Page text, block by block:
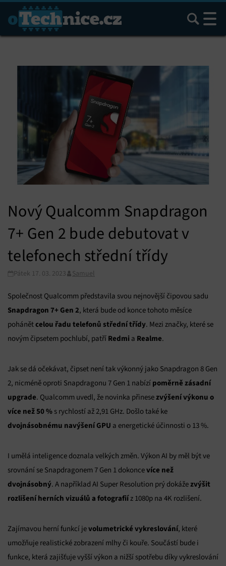
Hledat
Nový Qualcomm Snapdragon
7+ Gen 2 bude debutovat v
telefonech střední třídy
Pátek 17. 03. 2023 Samuel
Společnost Qualcomm představila svou nejnovější čipovou sadu
Snapdragon 7+ Gen 2, která bude od konce tohoto měsíce
pohánětcelou řadu telefonů střední třídy. Mezi značky, které se
novým čipsetem pochlubí, patří Redmi a Realme.
Jak se dá očekávat, čipset není tak výkonný jako Snapdragon 8 Gen
2, nicméně oproti Snapdragonu 7 Gen 1 nabízí poměrně zásadní
upgrade. Qualcomm uvedl, že novinka přinesezvýšení výkonu o
více než 50 % s rychlostí až 2,91 GHz. Došlo také ke
dvojnásobnému navýšení GPU a energetické účinnosti o 13 %.
I umělá inteligence doznala velkých změn. Výkon AI by měl být ve
srovnání se Snapdragonem 7 Gen 1 dokoncevíce než
dvojnásobný. A například AI Super Resolution prý dokážezvýšit
rozlišení herních vizuálů a fotografiíz 1080p na 4K rozlišení.
Zajímavou herní funkcí jevolumetrické vykreslování, které
umožňuje realistické zobrazení mlhy či kouře. Součástí bude i
funkce, která zajišťuje vyšší výkon a nižší spotřebu díky vykreslování